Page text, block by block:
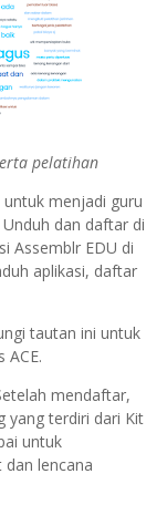
pelatihan
menjadi guru
dan daftar di
Assemblr EDU di
aplikasi, daftar
tautan ini untuk
mendaftar,
yang terdiri dari Kit
untuk
lencana